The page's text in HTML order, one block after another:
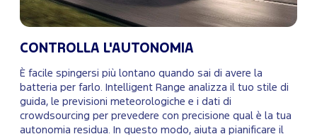
CONTROLLA L'AUTONOMIA
È facile spingersi più lontano quando sai di avere la
batteria per farlo. Intelligent Range analizza il tuo stile di
guida, le previsioni meteorologiche e i dati di
crowdsourcing per prevedere con precisione qual è la tua
autonomia residua. In questo modo, aiuta a pianificare il